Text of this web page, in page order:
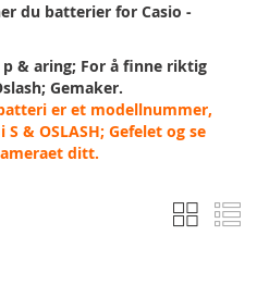
du batterier for Casio -
& aring; For å finne riktig
Gemaker.
er et modellnummer,
& OSLASH; Gefelet og se
ditt.
Vise
som